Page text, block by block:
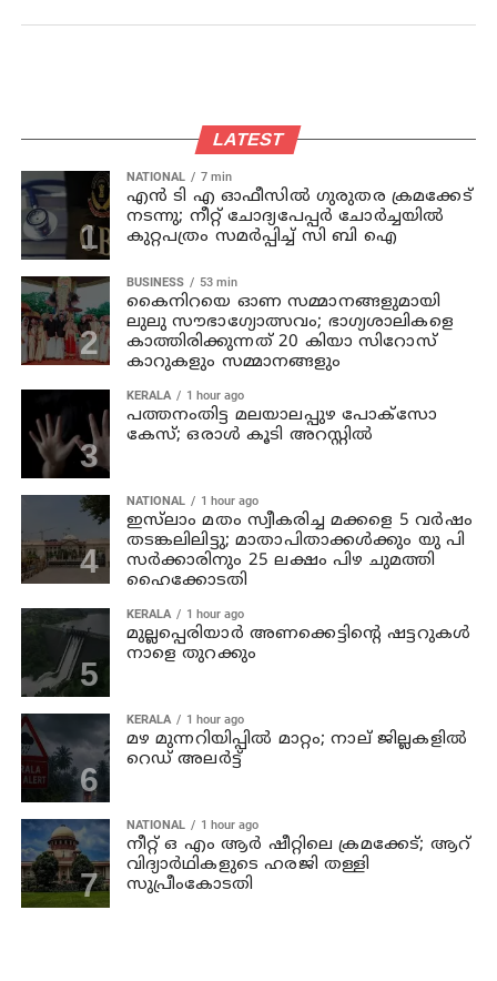
LATEST
NATIONAL 7 min
എന്‍ ടി എ ഓഫീസില്‍ ഗുരുതര ക്രമക്കേട്
നടന്നു; നീറ്റ് ചോദ്യപേപ്പര്‍ ചോര്‍ച്ചയില്‍
കുറ്റപത്രം സമര്‍പ്പിച്ച് സി ബി ഐ
BUSINESS 53 min
കൈനിറയെ ഓണ സമ്മാനങ്ങളുമായി
ലുലു സൗഭാ​ഗ്യോത്സവം; ഭാ​ഗ്യശാലികളെ
കാത്തിരിക്കുന്നത് 20 കിയാ സിറോസ്
കാറുകളും സമ്മാനങ്ങളും
KERALA 1 hour ago
പത്തനംതിട്ട മലയാലപ്പുഴ പോക്സോ
കേസ്; ഒരാള്‍ കൂടി അറസ്റ്റില്‍
NATIONAL 1 hour ago
ഇസ്‍ലാം മതം സ്വീകരിച്ച മക്കളെ 5 വർഷം
തടങ്കലിലിട്ടു; മാതാപിതാക്കൾക്കും യു പി
സർക്കാരിനും 25 ലക്ഷം പിഴ ചുമത്തി
ഹൈക്കോടതി
KERALA 1 hour ago
മുല്ലപ്പെരിയാര്‍ അണക്കെട്ടിന്റെ ഷട്ടറുകള്‍
നാളെ തുറക്കും
KERALA 1 hour ago
മഴ മുന്നറിയിപ്പില്‍ മാറ്റം; നാല് ജില്ലകളില്‍
റെഡ് അലര്‍ട്ട്
NATIONAL 1 hour ago
നീറ്റ് ഒ എം ആര്‍ ഷീറ്റിലെ ക്രമക്കേട്; ആറ്
വിദ്യാര്‍ഥികളുടെ ഹരജി തള്ളി
സുപ്രീംകോടതി